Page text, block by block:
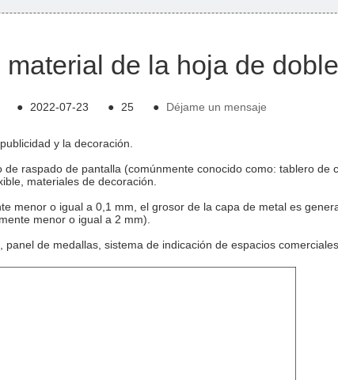
de la hoja de
● 2022-07-23 ● 25 ● Déjame un mensaje
y la decoración.
raspado de pantalla (comúnmente conocido como: tablero de
materiales de decoración.
menor o igual a 0,1 mm, el grosor de la capa de metal es
menor o igual a 2 mm).
de medallas, sistema de indicación de espacios comerciales.